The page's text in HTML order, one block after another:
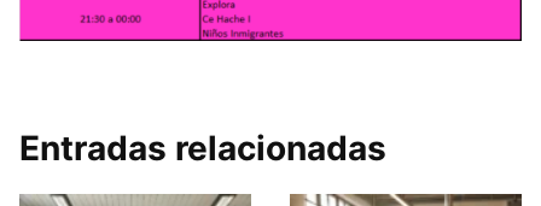
Entradas relacionadas